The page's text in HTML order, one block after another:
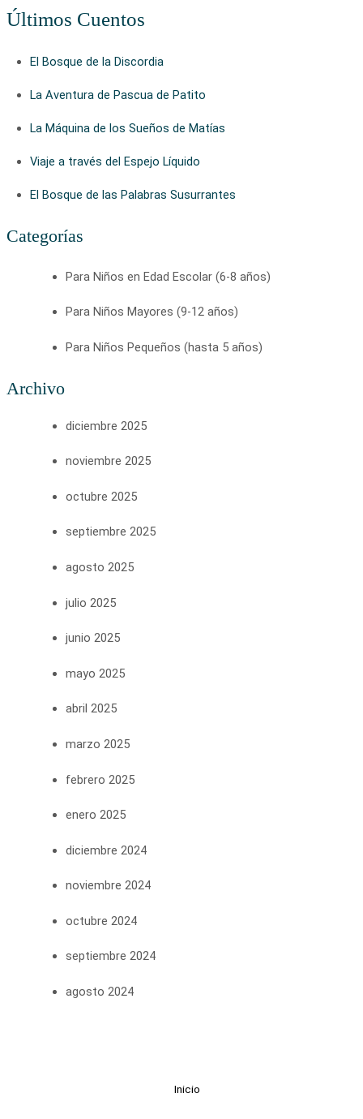
Últimos Cuentos
El Bosque de la Discordia
La Aventura de Pascua de Patito
La Máquina de los Sueños de Matías
Viaje a través del Espejo Líquido
El Bosque de las Palabras Susurrantes
Categorías
Para Niños en Edad Escolar (6-8 años)
Para Niños Mayores (9-12 años)
Para Niños Pequeños (hasta 5 años)
Archivo
diciembre 2025
noviembre 2025
octubre 2025
septiembre 2025
agosto 2025
julio 2025
junio 2025
mayo 2025
abril 2025
marzo 2025
febrero 2025
enero 2025
diciembre 2024
noviembre 2024
octubre 2024
septiembre 2024
agosto 2024
Inicio